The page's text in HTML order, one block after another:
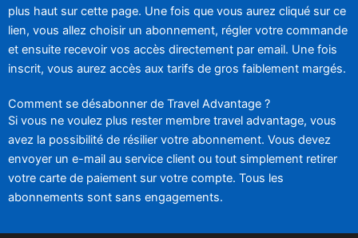
plus haut sur cette page. Une fois que vous aurez cliqué sur ce
lien, vous allez choisir un abonnement, régler votre commande
et ensuite recevoir vos accès directement par email. Une fois
inscrit, vous aurez accès aux tarifs de gros faiblement margés.
Comment se désabonner de Travel Advantage ?
Si vous ne voulez plus rester membre travel advantage, vous
avez la possibilité de résilier votre abonnement. Vous devez
envoyer un e-mail au service client ou tout simplement retirer
votre carte de paiement sur votre compte. Tous les
abonnements sont sans engagements.